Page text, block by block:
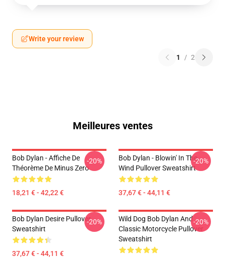
Write your review
1 / 2
Meilleures ventes
Bob Dylan - Affiche De
Théorème De Minus Zero
18,21 € - 42,22 €
-20%
Bob Dylan - Blowin' In The
Wind Pullover Sweatshirt
37,67 € - 44,11 €
-20%
Bob Dylan Desire Pullover
Sweatshirt
37,67 € - 44,11 €
-20%
Wild Dog Bob Dylan And
Classic Motorcycle Pullover
Sweatshirt
-20%